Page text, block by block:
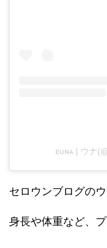
ᴇᴜɴᴀ | ウナ
セロウンブログの
身長や体重など、